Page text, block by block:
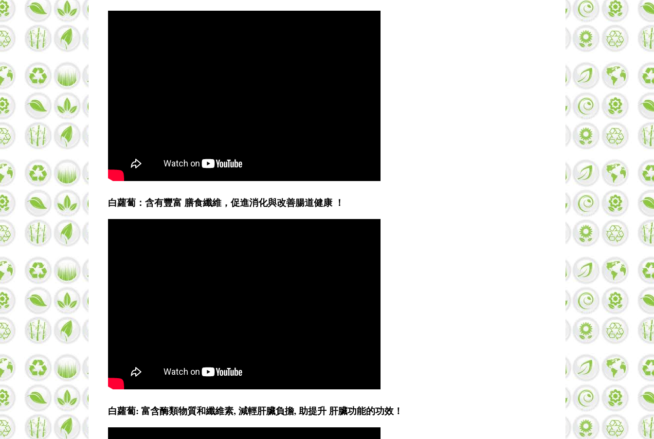
白蘿蔔：含有豐富 膳食纖維，促進消化與改善腸道健康 ！
白蘿蔔: 富含酶類物質和纖維素, 減輕肝臟負擔, 助提升 肝臟功能的功效！